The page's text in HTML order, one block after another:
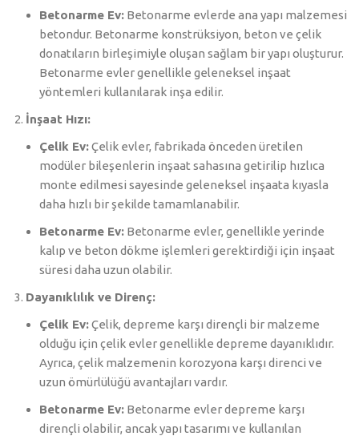
Betonarme Ev: Betonarme evlerde ana yapı malzemesi
betondur. Betonarme konstrüksiyon, beton ve çelik
donatıların birleşimiyle oluşan sağlam bir yapı oluşturur.
Betonarme evler genellikle geleneksel inşaat
yöntemleri kullanılarak inşa edilir.
İnşaat Hızı:
Çelik Ev:Çelik evler, fabrikada önceden üretilen
modüler bileşenlerin inşaat sahasına getirilip hızlıca
monte edilmesi sayesinde geleneksel inşaata kıyasla
daha hızlı bir şekilde tamamlanabilir.
Betonarme Ev: Betonarme evler, genellikle yerinde
kalıp ve beton dökme işlemleri gerektirdiği için inşaat
süresi daha uzun olabilir.
Dayanıklılık ve Direnç:
Çelik Ev:Çelik, depreme karşı dirençli bir malzeme
olduğu için çelik evler genellikle depreme dayanıklıdır.
Ayrıca, çelik malzemenin korozyona karşı direnci ve
uzun ömürlülüğü avantajları vardır.
Betonarme Ev: Betonarme evler depreme karşı
dirençli olabilir, ancak yapı tasarımı ve kullanılan